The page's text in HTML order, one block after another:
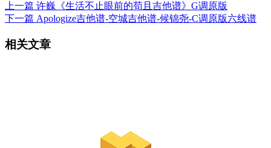
上一篇 许巍《生活不止眼前的苟且吉他谱》G调原版
下一篇 Apologize吉他谱-空城吉他谱-候锦尧-C调原版六线谱
相关文章